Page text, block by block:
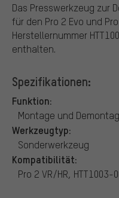
Das Presswerkzeug zur
für den Pro 2 Evo und
Herstellernummer
enthalten.
Spezifikationen:
Funktion:
Montage und
Werkzeugtyp:
Sonderwerkzeug
Kompatibilität:
Pro 2 VR/HR, HTT1003-